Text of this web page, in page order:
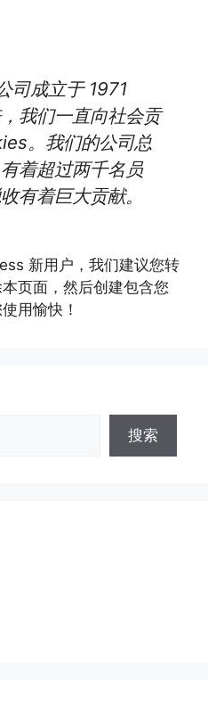
司成立于 1971
我们一直向社会贡
。我们的公司总
着超过两千名员
有着巨大贡献。
新用户，我们建议您转
本页面，然后创建包含您
用愉快！
搜索